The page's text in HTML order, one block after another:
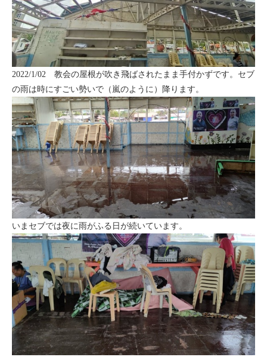
2022/1/02 教会の屋根が吹き飛ばされたまま手付かずです。セブ
の雨は時にすごい勢いで（嵐のように）降ります。
いまセブでは夜に雨がふる日が続いています。